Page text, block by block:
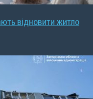
відновити житло